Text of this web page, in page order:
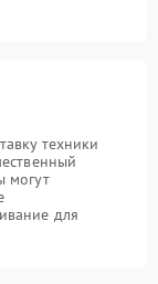
техники
могут
для